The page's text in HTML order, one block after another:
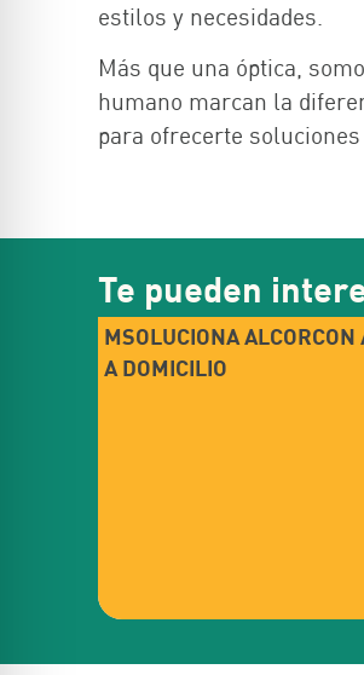
estilos y necesidades.
Más que una óptica,
humano marcan la
para ofrecerte
Te pueden
MSOLUCIONA ALCORCON
A DOMICILIO